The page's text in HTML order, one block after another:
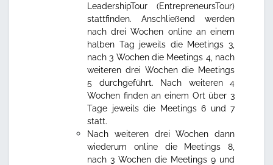
LeadershipTour (EntrepreneursTour)
stattfinden. Anschließend werden
nach drei Wochen online an einem
halben Tag jeweils die Meetings 3,
nach 3 Wochen die Meetings 4, nach
weiteren drei Wochen die Meetings
5 durchgeführt. Nach weiteren 4
Wochen finden an einem Ort über 3
Tage jeweils die Meetings 6 und 7
statt.
Nach weiteren drei Wochen dann
wiederum online die Meetings 8,
nach 3 Wochen die Meetings 9 und